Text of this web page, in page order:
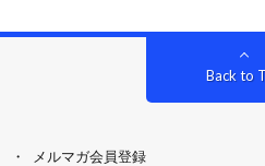
Back to
メルマガ会員登録